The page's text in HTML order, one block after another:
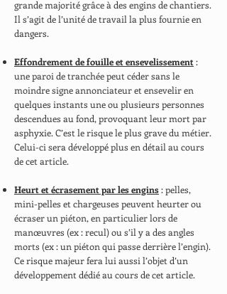
grande majorité grâce à des engins de chantiers.
Il s’agit de l’unité de travail la plus fournie en
dangers.
Effondrement de fouille et ensevelissement :
une paroi de tranchée peut céder sans le
moindre signe annonciateur et ensevelir en
quelques instants une ou plusieurs personnes
descendues au fond, provoquant leur mort par
asphyxie. C’est le risque le plus grave du métier.
Celui-ci sera développé plus en détail au cours
de cet article.
Heurt et écrasement par les engins: pelles,
mini-pelles et chargeuses peuvent heurter ou
écraser un piéton, en particulier lors de
manœuvres (ex : recul) ou s’il y a des angles
morts (ex : un piéton qui passe derrière l’engin).
Ce risque majeur fera lui aussi l’objet d’un
développement dédié au cours de cet article.